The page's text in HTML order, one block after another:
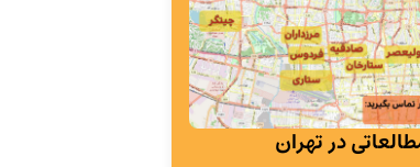
در تهران